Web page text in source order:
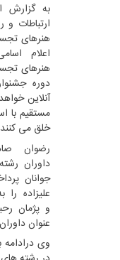
به گزارش
ارتباطات
هنرهای
اعلام
هنرهای
دوره
آنلاین
مستقیم با
خلق می
رضوان
داوران
جوانان
علیزاده را
و پژمان
عنوان
وی درادامه